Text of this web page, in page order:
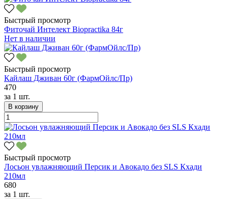
Быстрый просмотр
Фиточай Интелект Biopractika 84г
Нет в наличии
Быстрый просмотр
Кайлаш Дживан 60г (ФармОйлс/Пр)
470
за 1 шт.
В корзину
Быстрый просмотр
Лосьон увлажняющий Персик и Авокадо без SLS Кхади
210мл
680
за 1 шт.